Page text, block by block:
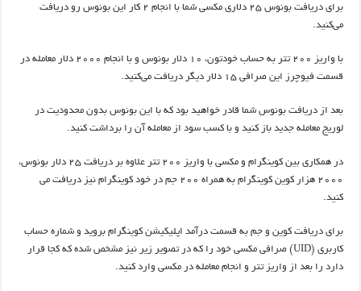
برای دریافت بونوس ۲۵ دلاری مکسی شما با انجام ۲ کار این بونوس رو دریافت
می‌کنید.
با واریز ۲۰۰ تتر به حساب خودتون، ۱۰ دلار بونوس و با انجام ۲۰۰۰ دلار معامله در
قسمت فیوچرز این صرافی ۱۵ دلار دیگر دریافت می‌کنید.
بعد از دریافت بونوس شما قادر خواهید بود که با این بونوس بدون محدودیت در
لوریج معامله جدید باز کنید و با کسب سود از معامله آن را برداشت کنید.
در همکاری بین کوینگرام و مکسی با واریز ۲۰۰ تتر علاوه بر دریافت ۲۵ دلار بونوس،
۲۰۰۰ هزار کوین کوینگرام به همراه ۲۰۰ جم در خود کوینگرام نیز دریافت می
کنید.
برای دریافت کوین و جم به قسمت درآمد اپلیکیشن کوینگرام بروید و شماره حساب
کاربری (UID) صرافی مکسی خود را که در تصویر زیر نیز مشخص شده که کجا قرار
دارد را بعد از واریز تتر و انجام معامله در مکسی وارد کنید.